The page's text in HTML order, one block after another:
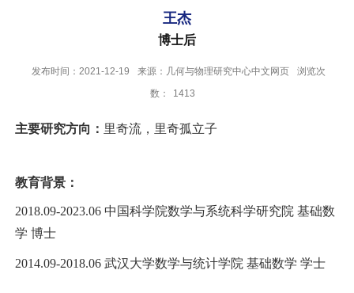
王杰
博士后
发布时间：2021-12-19 来源：几何与物理研究中心中文网页
浏览次
数：
1413
主要研究方向： 里奇流，里奇孤立子
教育背景：
2018.09-2023.06 中国科学院数学与系统科学研究院 基础数
学 博士
2014.09-2018.06 武汉大学数学与统计学院 基础数学 学士